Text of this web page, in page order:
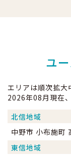
ユ
エリアは順次拡大
2026年08月現在
北信地域
中野市 小布施町
東信地域